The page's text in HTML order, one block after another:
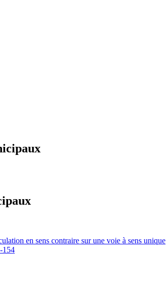
en sens contraire sur une voie à sens unique
154